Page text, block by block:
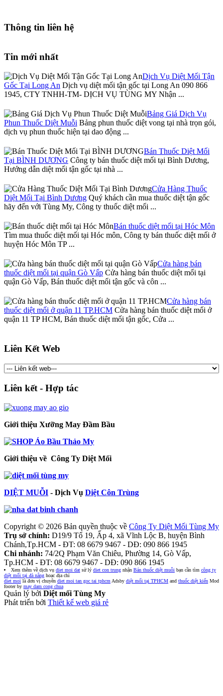
Thông tin liên hệ
Tin mới nhất
Dịch Vụ Diệt Mối Tận
Gốc Tại Long An Dịch vụ diệt mối tận gốc tại Long An 090 866
1945, CTY TNHH-TM- DỊCH VỤ TÙNG MY Nhận ...
Bảng Giá Dịch Vụ
Phun Thuốc Diệt Muỗi Bảng phun thuốc diệt vong tại nhà trọn gói,
dịch vụ phun thuốc hiện tại dao động ...
Bán Thuốc Diệt Mối
Tại BÌNH DƯƠNG Công ty bán thuốc diệt mối tại Bình Dương,
Hướng dẫn diệt mối tận gốc tại nhà ...
Cửa Hàng Thuốc
Diệt Mối Tại Bình Dương Quý khách cần mua thuốc diệt tận gốc
hãy đến với Tùng My, Công ty thuốc diệt mối ...
Bán thuốc diệt mối tại Hóc Môn
Tìm mua thuốc diệt mối tại Hóc môn, Công ty bán thuốc diệt mối ở
huyện Hóc Môn TP ...
Cửa hàng bán
thuốc diệt mối tại quận Gò Vấp Cửa hàng bán thuốc diệt mối tại
quận Gò Vấp, Bán thuốc diệt mối tận gốc và côn ...
Cửa hàng bán
thuốc diệt mối ở quận 11 TP.HCM Cửa hàng bán thuốc diệt mối ở
quận 11 TP HCM, Bán thuốc diệt mối tận gốc, Cửa ...
Liên Kết Web
Liên kết - Hợp tác
Giới thiệu Xưỡng May Đầm Bầu
Giới thiệu về Công Ty Diệt Mối
DIỆT MUỖI - Dịch Vụ Diệt Côn Trùng
Copyright © 2026 Bản quyền thuộc về Công Ty Diệt Mối Tùng My
Trụ sở chính: D19/9 Tổ 19, Ấp 4, xã Vĩnh Lộc B, huyện Bình
Chánh,Tp.HCM - ĐT: 08 6679 9467 - DĐ: 090 866 1945
Chi nhánh: 74/2Q Phạm Văn Chiêu, Phường 14, Gò Vấp,
Tp.HCM - ĐT: 08 6679 9467 - DĐ: 090 866 1945
Xem thêm về dịch vụ diet moi dat sử lý diet con trung nhận Bán thuốc diệt muỗi bạn cần tìm công ty
diệt mối tại đà nẵng hoạc địa chỉ
diet moi là đơn vị chuyên diet moi tan goc tai tphcm Adsby diệt mối tại TPHCM and thuốc diệt kiến Mod
footer by may dam cong chua
Quản lý bởi Diệt mối Tùng My
Phát triển bởi Thiết kế web giá rẻ